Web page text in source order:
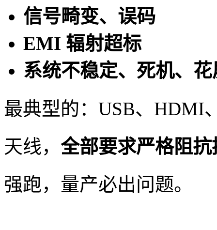
信号畸变、误码
EMI 辐射超标
系统不稳定、死机、
最典型的：USB、HDMI
天线， 全部要求严格阻抗
强跑，量产必出问题。